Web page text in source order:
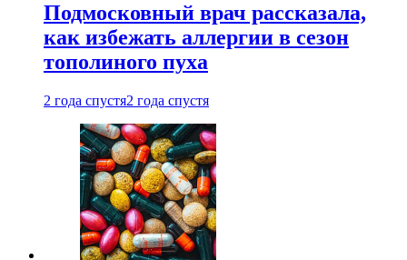
Подмосковный врач рассказала,
как избежать аллергии в сезон
тополиного пуха
2 года спустя2 года спустя